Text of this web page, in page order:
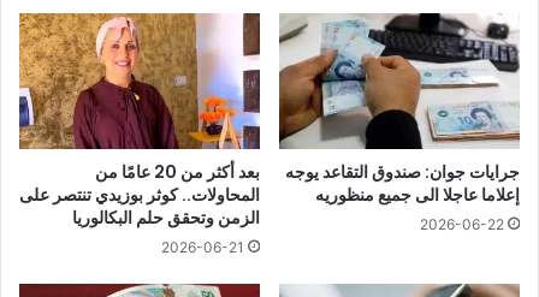
جرايات جوان: صندوق التقاعد يوجه
إعلاما عاجلا الى جميع منظوريه
2026-06-22
بعد أكثر من 20 عامًا من
المحاولات.. كوثر بوزيدي تنتصر على
الزمن وتحقق حلم البكالوريا
2026-06-21